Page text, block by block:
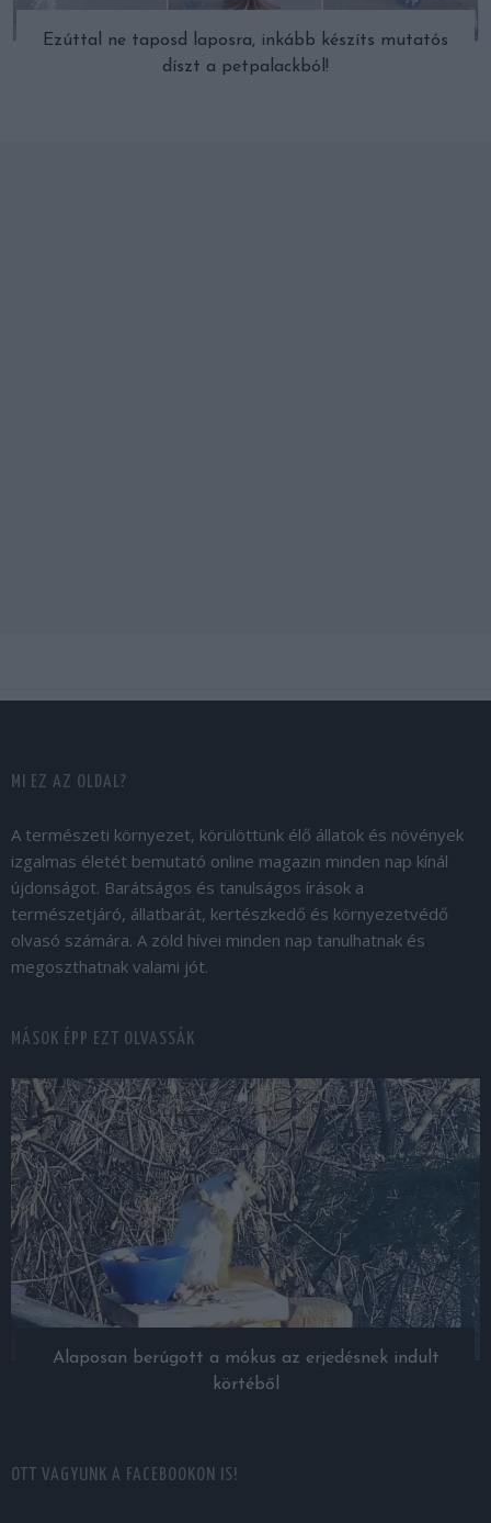
Ezúttal ne taposd laposra, inkább készíts mutatós
díszt a petpalackból!
MI EZ AZ OLDAL?
A természeti környezet, körülöttünk élő állatok és növények
izgalmas életét bemutató online magazin minden nap kínál
újdonságot. Barátságos és tanulságos írások a
természetjáró, állatbarát, kertészkedő és környezetvédő
olvasó számára. A zöld hívei minden nap tanulhatnak és
megoszthatnak valami jót.
MÁSOK ÉPP EZT OLVASSÁK
Alaposan berúgott a mókus az erjedésnek indult
körtéből
OTT VAGYUNK A FACEBOOKON IS!